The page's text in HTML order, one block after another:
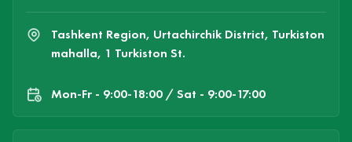
Tashkent Region, Urtachirchik District, Turkiston
mahalla, 1 Turkiston St.
Mon-Fr - 9:00-18:00 / Sat - 9:00-17:00